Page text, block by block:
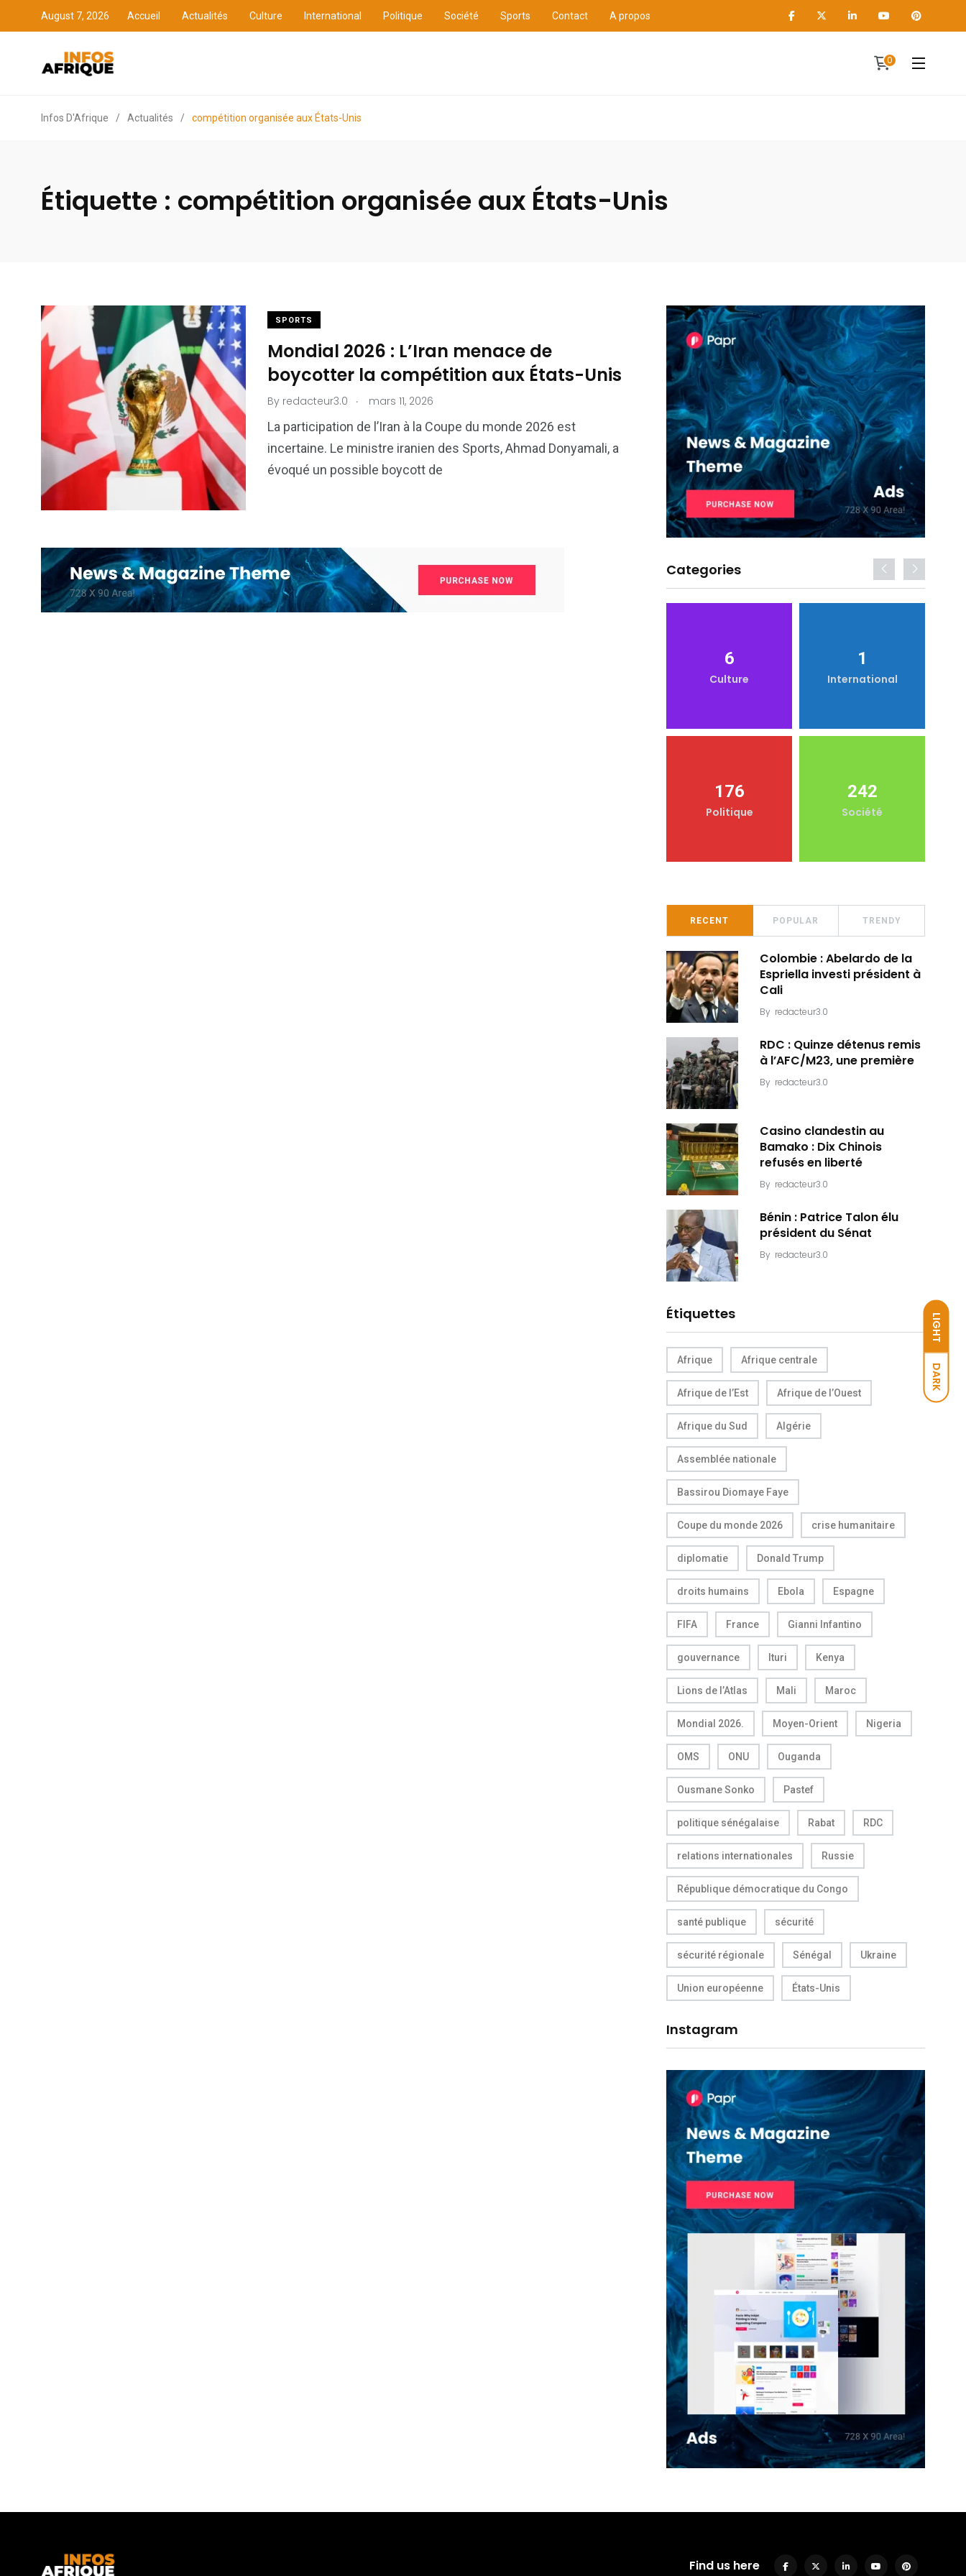
LIGHT
DARK
August 7, 2026 Accueil Actualités Culture International Politique Société Sports Contact A propos
0
Infos D'Afrique / Actualités / compétition organisée aux États-Unis
Étiquette : compétition organisée aux États-Unis
SPORTS
Mondial 2026 : L’Iran menace de
boycotter la compétition aux États-Unis
By redacteur3.0 . mars 11, 2026
La participation de l’Iran à la Coupe du monde 2026 est
incertaine. Le ministre iranien des Sports, Ahmad Donyamali, a
évoqué un possible boycott de
Categories
6
Culture
1
International
176
Politique
242
Société
RECENT POPULAR TRENDY
Colombie : Abelardo de la
Espriella investi président à
Cali
By redacteur3.0
RDC : Quinze détenus remis
à l’AFC/M23, une première
By redacteur3.0
Casino clandestin au
Bamako : Dix Chinois
refusés en liberté
By redacteur3.0
Bénin : Patrice Talon élu
président du Sénat
By redacteur3.0
Étiquettes
Afrique Afrique centrale
Afrique de l’Est Afrique de l’Ouest
Afrique du Sud Algérie
Assemblée nationale
Bassirou Diomaye Faye
Coupe du monde 2026 crise humanitaire
diplomatie Donald Trump
droits humains Ebola Espagne
FIFA France Gianni Infantino
gouvernance Ituri Kenya
Lions de l’Atlas Mali Maroc
Mondial 2026. Moyen-Orient Nigeria
OMS ONU Ouganda
Ousmane Sonko Pastef
politique sénégalaise Rabat RDC
relations internationales Russie
République démocratique du Congo
santé publique sécurité
sécurité régionale Sénégal Ukraine
Union européenne États-Unis
Instagram
Find us here